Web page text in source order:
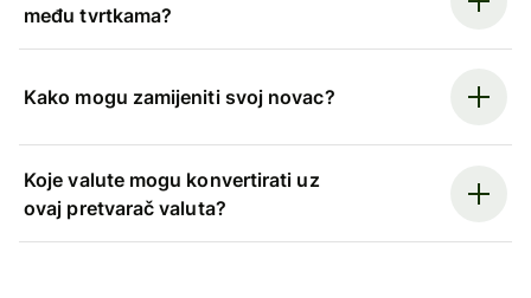
među tvrtkama?
Kako mogu zamijeniti svoj novac?
Koje valute mogu konvertirati uz
ovaj pretvarač valuta?